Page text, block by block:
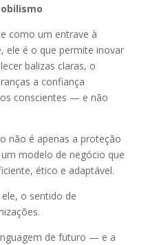
como um entrave à
ele é o que permite inovar
balizas claras, o
a confiança
conscientes — e não
não é apenas a proteção
modelo de negócio que
ético e adaptável.
o sentido de
de futuro — e a